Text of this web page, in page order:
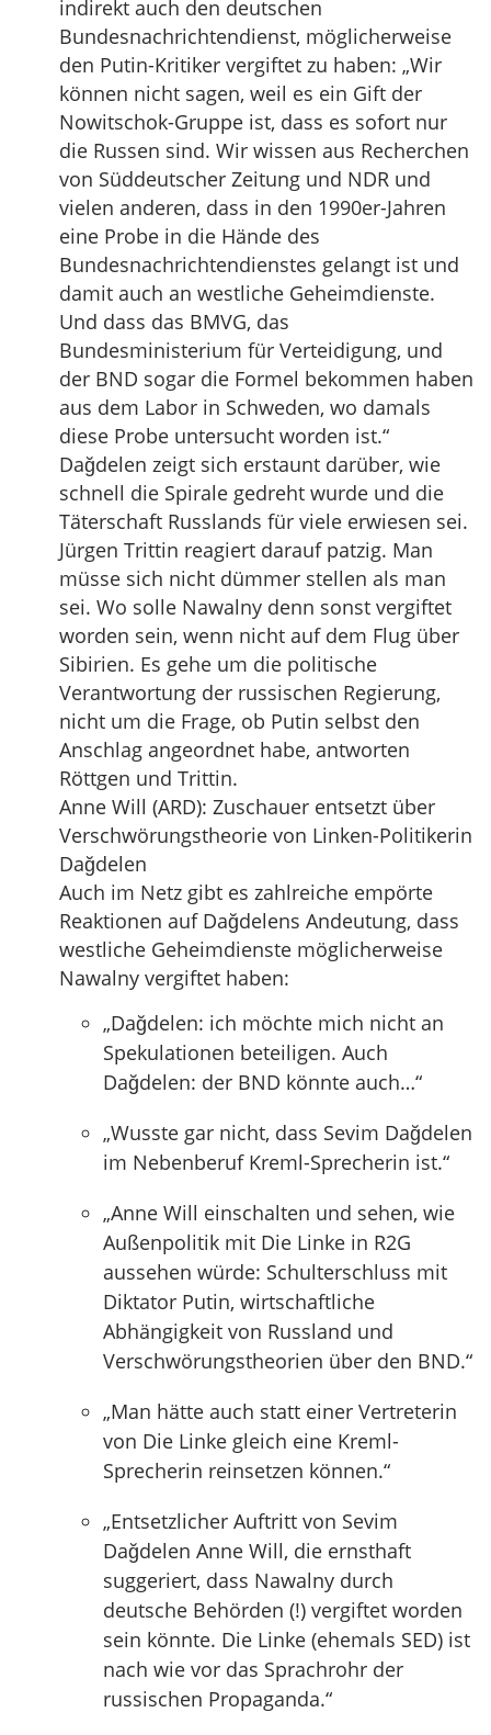
indirekt auch den deutschen
Bundesnachrichtendienst, möglicherweise
den Putin-Kritiker vergiftet zu haben: „Wir
können nicht sagen, weil es ein Gift der
Nowitschok-Gruppe ist, dass es sofort nur
die Russen sind. Wir wissen aus Recherchen
von Süddeutscher Zeitung und NDR und
vielen anderen, dass in den 1990er-Jahren
eine Probe in die Hände des
Bundesnachrichtendienstes gelangt ist und
damit auch an westliche Geheimdienste.
Und dass das BMVG, das
Bundesministerium für Verteidigung, und
der BND sogar die Formel bekommen haben
aus dem Labor in Schweden, wo damals
diese Probe untersucht worden ist.“
Dağdelen zeigt sich erstaunt darüber, wie
schnell die Spirale gedreht wurde und die
Täterschaft Russlands für viele erwiesen sei.
Jürgen Trittin reagiert darauf patzig. Man
müsse sich nicht dümmer stellen als man
sei. Wo solle Nawalny denn sonst vergiftet
worden sein, wenn nicht auf dem Flug über
Sibirien. Es gehe um die politische
Verantwortung der russischen Regierung,
nicht um die Frage, ob Putin selbst den
Anschlag angeordnet habe, antworten
Röttgen und Trittin.
Anne Will (ARD): Zuschauer entsetzt über
Verschwörungstheorie von Linken-Politikerin
Dağdelen
Auch im Netz gibt es zahlreiche empörte
Reaktionen auf Dağdelens Andeutung, dass
westliche Geheimdienste möglicherweise
Nawalny vergiftet haben:
„Dağdelen: ich möchte mich nicht an
Spekulationen beteiligen. Auch
Dağdelen: der BND könnte auch…“
„Wusste gar nicht, dass Sevim Dağdelen
im Nebenberuf Kreml-Sprecherin ist.“
„Anne Will einschalten und sehen, wie
Außenpolitik mit Die Linke in R2G
aussehen würde: Schulterschluss mit
Diktator Putin, wirtschaftliche
Abhängigkeit von Russland und
Verschwörungstheorien über den BND.“
„Man hätte auch statt einer Vertreterin
von Die Linke gleich eine Kreml-
Sprecherin reinsetzen können.“
„Entsetzlicher Auftritt von Sevim
Dağdelen Anne Will, die ernsthaft
suggeriert, dass Nawalny durch
deutsche Behörden (!) vergiftet worden
sein könnte. Die Linke (ehemals SED) ist
nach wie vor das Sprachrohr der
russischen Propaganda.“